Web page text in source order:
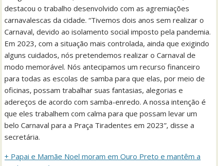
destacou o trabalho desenvolvido com as agremiações
carnavalescas da cidade. “Tivemos dois anos sem realizar o
Carnaval, devido ao isolamento social imposto pela pandemia.
Em 2023, com a situação mais controlada, ainda que exigindo
alguns cuidados, nós pretendemos realizar o Carnaval de
modo memorável. Nós antecipamos um recurso financeiro
para todas as escolas de samba para que elas, por meio de
oficinas, possam trabalhar suas fantasias, alegorias e
adereços de acordo com samba-enredo. A nossa intenção é
que eles trabalhem com calma para que possam levar um
belo Carnaval para a Praça Tiradentes em 2023”, disse a
secretária.
+ Papai e Mamãe Noel moram em Ouro Preto e mantêm a